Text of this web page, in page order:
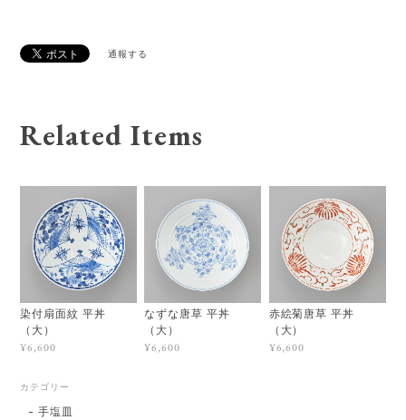
通報する
Related Items
染付扇面紋 平丼
（大）
¥6,600
なずな唐草 平丼
（大）
¥6,600
赤絵菊唐草 平丼
（大）
¥6,600
カテゴリー
手塩皿